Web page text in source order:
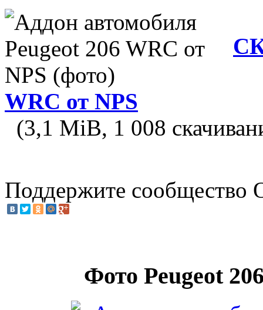
WRC от NPS
(3,1 MiB, 1 008
Поддержите сообщество
Фото Peugeot